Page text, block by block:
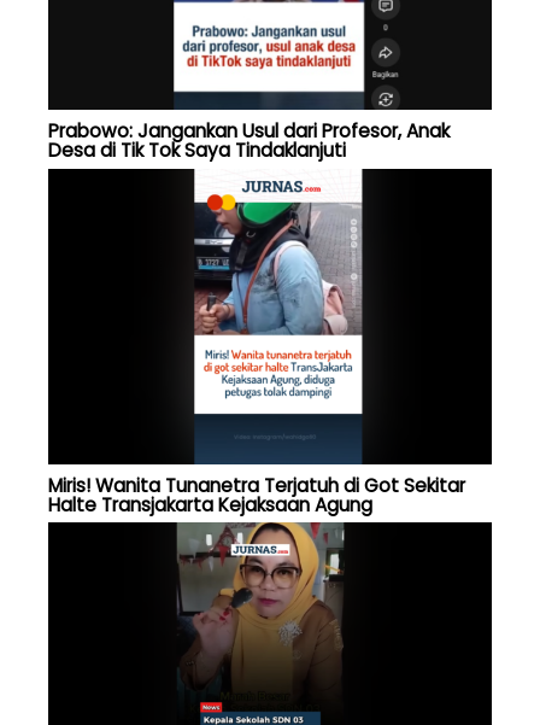
Prabowo: Jangankan Usul dari Profesor, Anak
Desa di Tik Tok Saya Tindaklanjuti
Miris! Wanita Tunanetra Terjatuh di Got Sekitar
Halte Transjakarta Kejaksaan Agung